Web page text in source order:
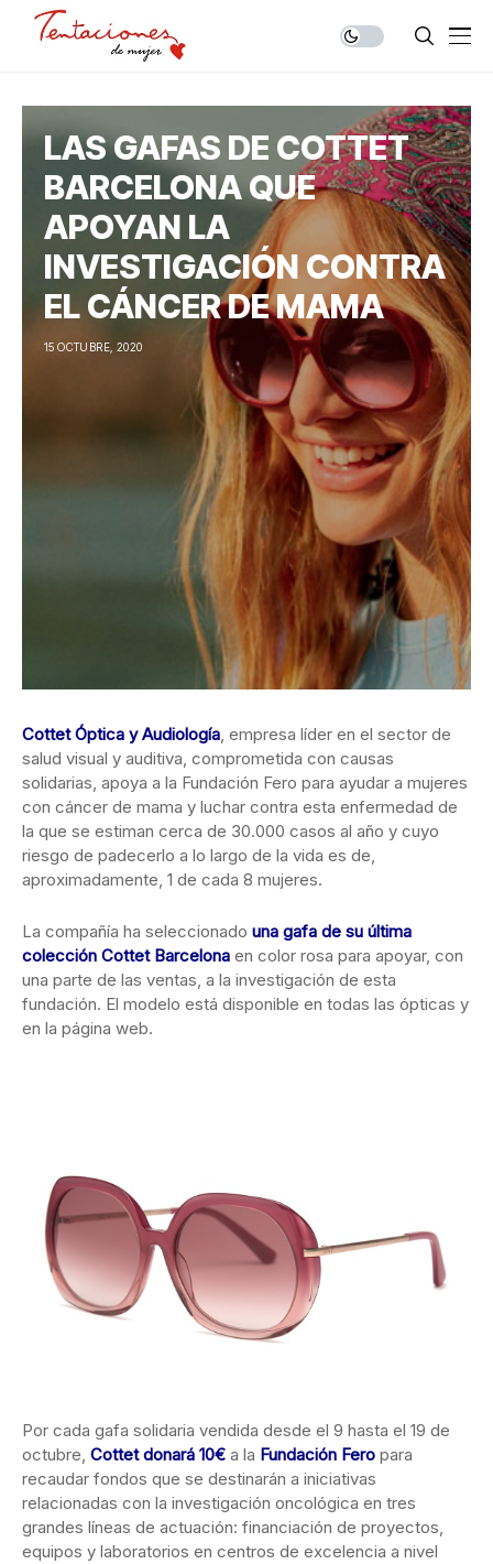
LAS GAFAS DE COTTET
BARCELONA QUE
APOYAN LA
INVESTIGACIÓN CONTRA
EL CÁNCER DE MAMA
15 OCTUBRE, 2020
Cottet Óptica y Audiología, empresa líder en el sector de
salud visual y auditiva, comprometida con causas
solidarias, apoya a la Fundación Fero para ayudar a mujeres
con cáncer de mama y luchar contra esta enfermedad de
la que se estiman cerca de 30.000 casos al año y cuyo
riesgo de padecerlo a lo largo de la vida es de,
aproximadamente, 1 de cada 8 mujeres.
La compañía ha seleccionado una gafa de su última
colección Cottet Barcelona en color rosa para apoyar, con
una parte de las ventas, a la investigación de esta
fundación. El modelo está disponible en todas las ópticas y
en la página web.
Por cada gafa solidaria vendida desde el 9 hasta el 19 de
octubre, Cottet donará 10€ a la Fundación Fero para
recaudar fondos que se destinarán a iniciativas
relacionadas con la investigación oncológica en tres
grandes líneas de actuación: financiación de proyectos,
equipos y laboratorios en centros de excelencia a nivel